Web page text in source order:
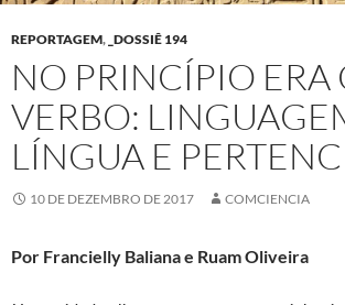
REPORTAGEM, _DOSSIÊ 194
NO PRINCÍPIO ERA
VERBO:
LÍNGUA E
10 DE DEZEMBRO DE 2017 COMCIENCIA
Por Francielly Baliana e Ruam Oliveira